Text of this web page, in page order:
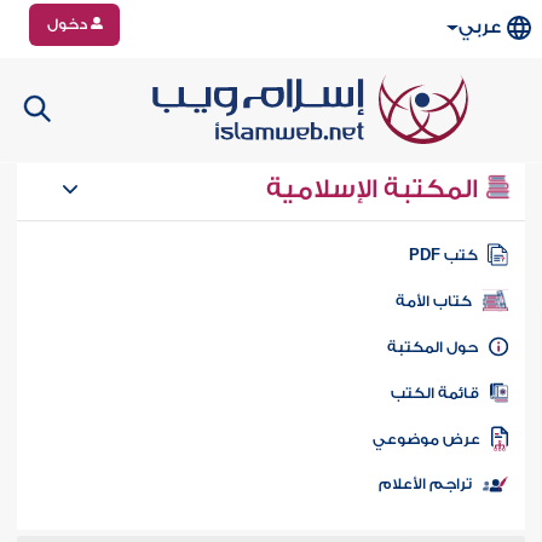
عربي دخول
المكتبة الإسلامية
كتب PDF
كتاب الأمة
المكتبة
الكتب
موضوعي